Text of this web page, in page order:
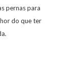
pernas para
do que ter